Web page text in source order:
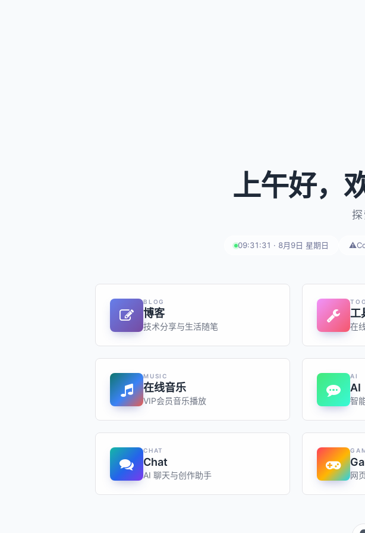
上午好，
09:31:31 · 8月9日 星期日 ⚠️
BLOG
博客
技术分享与生活随笔
工
在
MUSIC
在线音乐
VIP会员音乐播放
AI
AI
智
CHAT
Chat
AI 聊天与创作助手 网